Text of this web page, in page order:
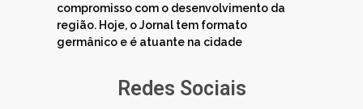
compromisso com o desenvolvimento da
região. Hoje, o Jornal tem formato
germânico e é atuante na cidade
Redes Sociais